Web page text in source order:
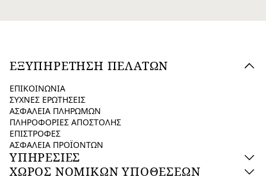
ΕΞΥΠΗΡΕΤΗΣΗ ΠΕΛΑΤΩΝ
ΕΠΙΚΟΙΝΩΝΙΑ
ΣΥΧΝΕΣ ΕΡΩΤΗΣΕΙΣ
ΑΣΦΑΛΕΙΑ ΠΛΗΡΩΜΩΝ
ΠΛΗΡΟΦΟΡΙΕΣ ΑΠΟΣΤΟΛΗΣ
ΕΠΙΣΤΡΟΦΕΣ
ΑΣΦΑΛΕΙΑ ΠΡΟΪΟΝΤΩΝ
ΥΠΗΡΕΣΙΕΣ
ΧΩΡΟΣ ΝΟΜΙΚΩΝ ΥΠΟΘΕΣΕΩΝ